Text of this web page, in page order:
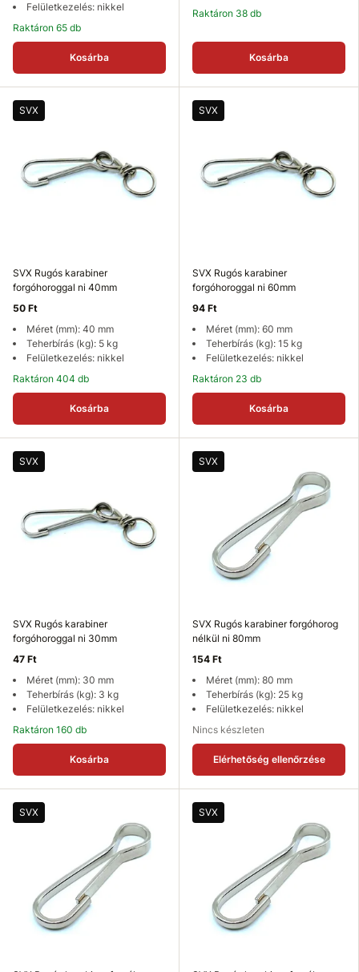
Felületkezelés: nikkel
Raktáron 65 db
Kosárba
Raktáron 38 db
Kosárba
SVX
SVX Rugós karabiner
forgóhoroggal ni 40mm
50 Ft
Méret (mm): 40 mm
Teherbírás (kg): 5 kg
Felületkezelés: nikkel
Raktáron 404 db
Kosárba
SVX
SVX Rugós karabiner
forgóhoroggal ni 60mm
94 Ft
Méret (mm): 60 mm
Teherbírás (kg): 15 kg
Felületkezelés: nikkel
Raktáron 23 db
Kosárba
SVX
SVX Rugós karabiner
forgóhoroggal ni 30mm
47 Ft
Méret (mm): 30 mm
Teherbírás (kg): 3 kg
Felületkezelés: nikkel
Raktáron 160 db
Kosárba
SVX
SVX Rugós karabiner forgóhorog
nélkül ni 80mm
154 Ft
Méret (mm): 80 mm
Teherbírás (kg): 25 kg
Felületkezelés: nikkel
Nincs készleten
Elérhetőség ellenőrzése
SVX SVX